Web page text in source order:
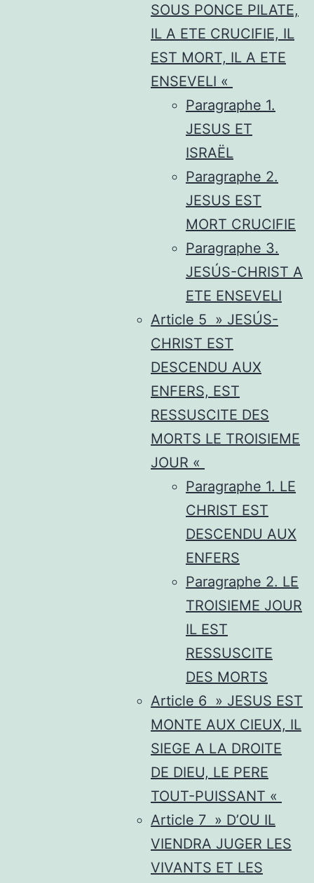
SOUS PONCE PILATE,
IL A ETE CRUCIFIE, IL
EST MORT, IL A ETE
ENSEVELI «
Paragraphe 1.
JESUS ET
ISRAËL
Paragraphe 2.
JESUS EST
MORT CRUCIFIE
Paragraphe 3.
JESÚS-CHRIST A
ETE ENSEVELI
Article 5 » JESÚS-
CHRIST EST
DESCENDU AUX
ENFERS, EST
RESSUSCITE DES
MORTS LE TROISIEME
JOUR «
Paragraphe 1. LE
CHRIST EST
DESCENDU AUX
ENFERS
Paragraphe 2. LE
TROISIEME JOUR
IL EST
RESSUSCITE
DES MORTS
Article 6 » JESUS EST
MONTE AUX CIEUX, IL
SIEGE A LA DROITE
DE DIEU, LE PERE
TOUT-PUISSANT «
Article 7 » D’OU IL
VIENDRA JUGER LES
VIVANTS ET LES